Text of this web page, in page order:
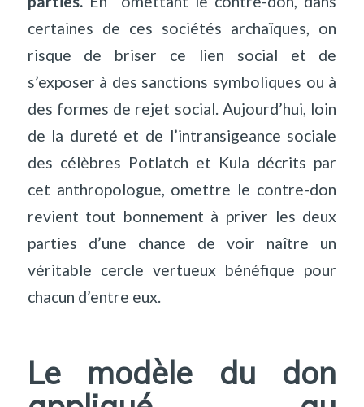
certaines de ces sociétés archaïques, on
risque de briser ce lien social et de
s’exposer à des sanctions symboliques ou à
des formes de rejet social. Aujourd’hui, loin
de la dureté et de l’intransigeance sociale
des célèbres Potlatch et Kula décrits par
cet anthropologue, omettre le contre-don
revient tout bonnement à priver les deux
parties d’une chance de voir naître un
véritable cercle vertueux bénéfique pour
chacun d’entre eux.
Le modèle du don